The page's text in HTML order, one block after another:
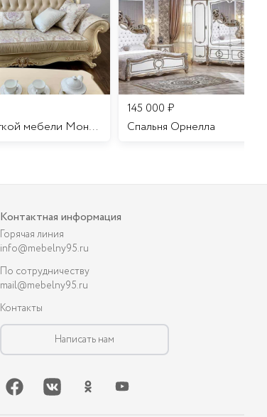
Комплект мягкой мебели Мона Лиза
145 000 ₽
Cпальня Орнелла
Контактная информация
Горячая линия
info@mebelny95.ru
По сотрудничеству
mail@mebelny95.ru
Контакты
Написать нам